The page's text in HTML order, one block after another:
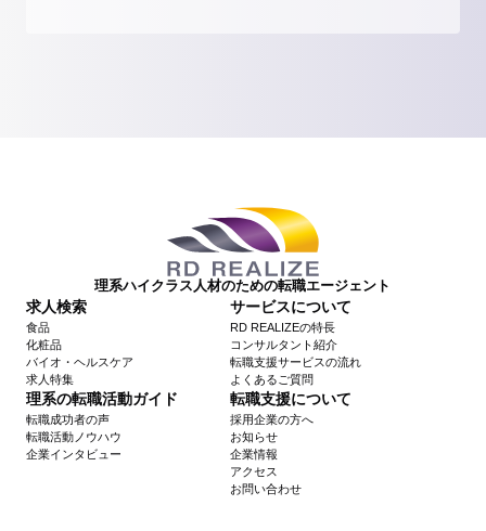
理系ハイクラス人材のための転職エージェント
求人検索
食品
化粧品
バイオ・ヘルスケア
求人特集
サービスについて
RD REALIZEの特長
コンサルタント紹介
転職支援サービスの流れ
よくあるご質問
理系の転職活動ガイド
転職成功者の声
転職活動ノウハウ
企業インタビュー
転職支援について
採用企業の方へ
お知らせ
企業情報
アクセス
お問い合わせ